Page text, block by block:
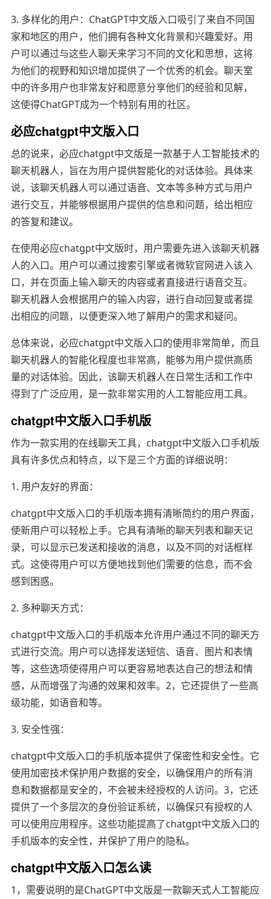
3. 多样化的用户：ChatGPT中文版入口吸引了来自不同国
家和地区的用户，他们拥有各种文化背景和兴趣爱好。用
户可以通过与这些人聊天来学习不同的文化和思想，这将
为他们的视野和知识增加提供了一个优秀的机会。聊天室
中的许多用户也非常友好和愿意分享他们的经验和见解，
这使得ChatGPT成为一个特别有用的社区。
必应chatgpt中文版入口
总的说来，必应chatgpt中文版是一款基于人工智能技术的
聊天机器人，旨在为用户提供智能化的对话体验。具体来
说，该聊天机器人可以通过语音、文本等多种方式与用户
进行交互，并能够根据用户提供的信息和问题，给出相应
的答复和建议。
在使用必应chatgpt中文版时，用户需要先进入该聊天机器
人的入口。用户可以通过搜索引擎或者微软官网进入该入
口，并在页面上输入聊天的内容或者直接进行语音交互。
聊天机器人会根据用户的输入内容，进行自动回复或者提
出相应的问题，以便更深入地了解用户的需求和疑问。
总体来说，必应chatgpt中文版入口的使用非常简单，而且
聊天机器人的智能化程度也非常高，能够为用户提供高质
量的对话体验。因此，该聊天机器人在日常生活和工作中
得到了广泛应用，是一款非常实用的人工智能应用工具。
chatgpt中文版入口手机版
作为一款实用的在线聊天工具，chatgpt中文版入口手机版
具有许多优点和特点，以下是三个方面的详细说明：
1. 用户友好的界面：
chatgpt中文版入口的手机版本拥有清晰简约的用户界面，
使新用户可以轻松上手。它具有清晰的聊天列表和聊天记
录，可以显示已发送和接收的消息，以及不同的对话框样
式。这使得用户可以方便地找到他们需要的信息，而不会
感到困惑。
2. 多种聊天方式：
chatgpt中文版入口的手机版本允许用户通过不同的聊天方
式进行交流。用户可以选择发送短信、语音、图片和表情
等，这些选项使得用户可以更容易地表达自己的想法和情
感，从而增强了沟通的效果和效率。2，它还提供了一些高
级功能，如语音和等。
3. 安全性强：
chatgpt中文版入口的手机版本提供了保密性和安全性。它
使用加密技术保护用户数据的安全，以确保用户的所有消
息和数据都是安全的，不会被未经授权的人访问。3，它还
提供了一个多层次的身份验证系统，以确保只有授权的人
可以使用应用程序。这些功能提高了chatgpt中文版入口的
手机版本的安全性，并保护了用户的隐私。
chatgpt中文版入口怎么读
1，需要说明的是ChatGPT中文版是一款聊天式人工智能应